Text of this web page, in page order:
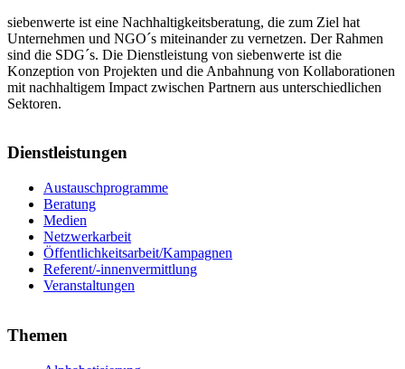
siebenwerte ist eine Nachhaltigkeitsberatung, die zum Ziel hat
Unternehmen und NGO´s miteinander zu vernetzen. Der Rahmen
sind die SDG´s. Die Dienstleistung von siebenwerte ist die
Konzeption von Projekten und die Anbahnung von Kollaborationen
mit nachhaltigem Impact zwischen Partnern aus unterschiedlichen
Sektoren.
Dienstleistungen
Austauschprogramme
Beratung
Medien
Netzwerkarbeit
Öffentlichkeitsarbeit/Kampagnen
Referent/-innenvermittlung
Veranstaltungen
Themen